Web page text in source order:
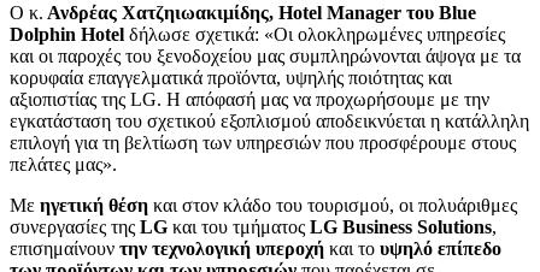
Ο κ. Ανδρέας Χατζηιωακιμίδης, Hotel Manager του Blue
Dolphin Hotel δήλωσε σχετικά: «Οι ολοκληρωμένες υπηρεσίες
και οι παροχές του ξενοδοχείου μας συμπληρώνονται άψογα με τα
κορυφαία επαγγελματικά προϊόντα, υψηλής ποιότητας και
αξιοπιστίας της LG. Η απόφασή μας να προχωρήσουμε με την
εγκατάσταση του σχετικού εξοπλισμού αποδεικνύεται η κατάλληλη
επιλογή για τη βελτίωση των υπηρεσιών που προσφέρουμε στους
πελάτες μας».
Με ηγετική θέση και στον κλάδο του τουρισμού, οι πολυάριθμες
συνεργασίες της LG και του τμήματος LG Business Solutions,
επισημαίνουν την τεχνολογική υπεροχή και το υψηλό επίπεδο